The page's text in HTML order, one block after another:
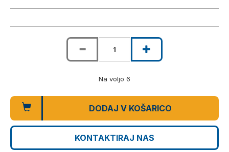
Na voljo 6
DODAJ V KOŠARICO
KONTAKTIRAJ NAS